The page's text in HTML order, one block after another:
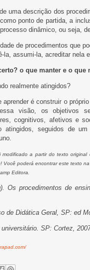
uma descrição dos
ponto de partida, a
dinâmico, ou seja,
de procedimentos que
la, assumi-la, acreditar nela
o que manter e o que
realmente atingidos?
aprender é construir o
visão, os objetivos
cognitivos, afetivos e
atingidos, seguidos de
a partir do texto
Você poderá encontrar este texto
Editora.
Os procedimentos de
de Didática Geral, SP: ed
SP: Cortez,